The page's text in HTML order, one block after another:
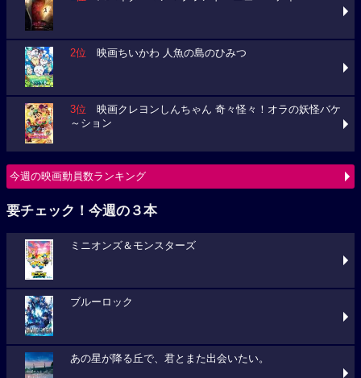
2位 映画ちいかわ 人魚の島のひみつ
3位 映画クレヨンしんちゃん 奇々怪々！オラの妖怪バケ
～ション
今週の映画動員数ランキング
要チェック！今週の３本
ミニオンズ＆モンスターズ
ブルーロック
あの星が降る丘で、君とまた出会いたい。